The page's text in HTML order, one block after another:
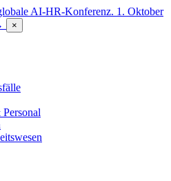
AI-HR-Konferenz. 1. Oktober
×